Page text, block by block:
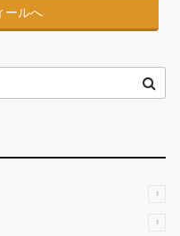
ールへ
1
1